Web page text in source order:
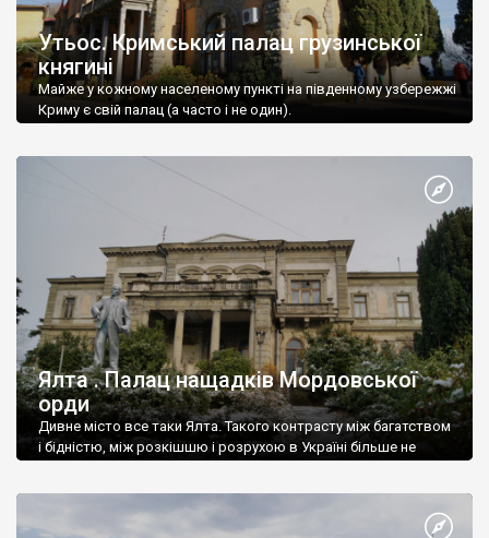
Утьос. Кримський палац грузинської
княгині
Майже у кожному населеному пункті на південному узбережжі
Криму є свій палац (а часто і не один).
Ялта . Палац нащадків Мордовської
орди
Дивне місто все таки Ялта. Такого контрасту між багатством
і бідністю, між розкішшю і розрухою в Україні більше не